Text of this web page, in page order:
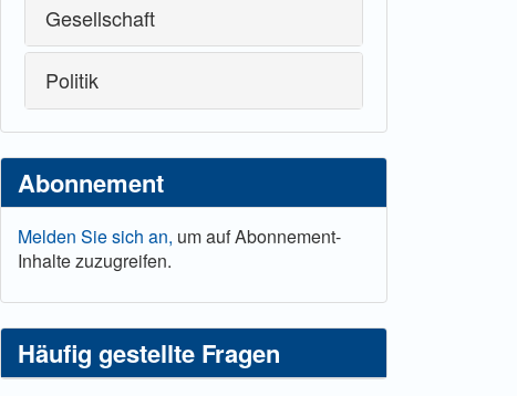
Gesellschaft
Politik
Abonnement
Melden Sie sich an, um auf Abonnement-
Inhalte zuzugreifen.
Häufig gestellte Fragen